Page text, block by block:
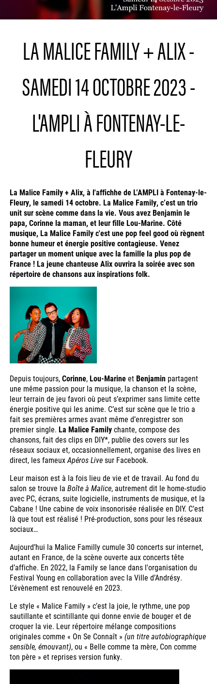
LA MALICE FAMILY + ALIX -
SAMEDI 14 OCTOBRE 2023 -
L'AMPLI À FONTENAY-LE-
FLEURY
La Malice Family + Alix, à l'affichhe de L’AMPLI à Fontenay-le-
Fleury, le samedi 14 octobre. La Malice Family, c’est un trio
unit sur scène comme dans la vie. Vous avez Benjamin le
papa, Corinne la maman, et leur fille Lou-Marine. Côté
musique, La Malice Family c'est une pop feel good où règnent
bonne humeur et énergie positive contagieuse. Venez
partager un moment unique avec la famille la plus pop de
France ! La jeune chanteuse Alix ouvrira la soirée avec son
répertoire de chansons aux inspirations folk.
Depuis toujours,Corinne, Lou-Marineet Benjamin partagent
une même passion pour la musique, la chanson et la scène,
leur terrain de jeu favori où peut s’exprimer sans limite cette
énergie positive qui les anime. C’est sur scène que le trio a
fait ses premières armes avant même d’enregistrer son
premier single. La Malice Familychante, compose des
chansons, fait des clips en DIY*, publie des covers sur les
réseaux sociaux et, occasionnellement, organise des lives en
direct, les fameuxApéros Livesur Facebook.
Leur maison est à la fois lieu de vie et de travail. Au fond du
salon se trouve la Boîte à Malice, autrement dit le home-studio
avec PC, écrans, suite logicielle, instruments de musique, et la
Cabane ! Une cabine de voix insonorisée réalisée en DIY. C’est
là que tout est réalisé ! Pré-production, sons pour les réseaux
sociaux…
Aujourd’hui la Malice Familly cumule 30 concerts sur internet,
autant en France, de la scène ouverte aux concerts tête
d’affiche. En 2022, la Family se lance dans l'organisation du
Festival Young en collaboration avec la Ville d’Andrésy.
L’évènement est renouvelé en 2023.
Le style « Malice Family » c’est la joie, le rythme, une pop
sautillante et scintillante qui donne envie de bouger et de
croquer la vie. Leur répertoire mélange compositions
originales comme « On Se Connaît » (un titre autobiographique
sensible, émouvant), ou « Belle comme ta mère, Con comme
ton père » et reprises version funky.